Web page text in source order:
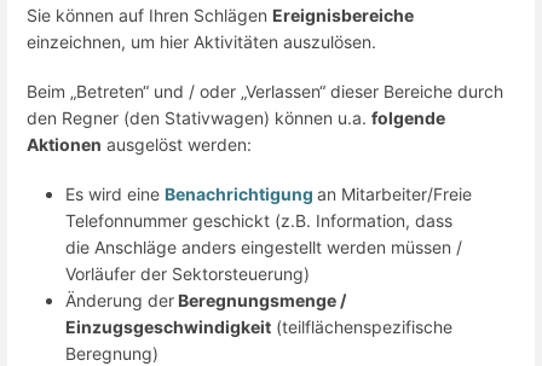
Sie können auf Ihren Schlägen Ereignisbereiche
einzeichnen, um hier Aktivitäten auszulösen.
Beim „Betreten“ und / oder „Verlassen“ dieser Bereiche durch
den Regner (den Stativwagen) können u.a. folgende
Aktionen ausgelöst werden:
Es wird eine Benachrichtigung an Mitarbeiter/Freie
Telefonnummer geschickt (z.B. Information, dass
die Anschläge anders eingestellt werden müssen /
Vorläufer der Sektorsteuerung)
Änderung der Beregnungsmenge /
Einzugsgeschwindigkeit (teilflächenspezifische
Beregnung)